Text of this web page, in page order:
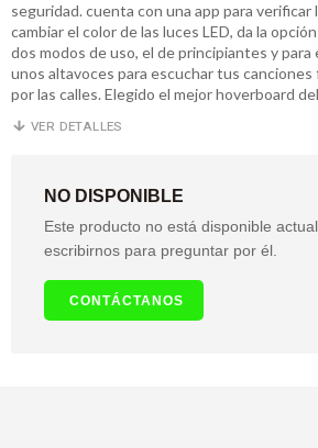
seguridad. cuenta con una app para verificar
cambiar el color de las luces LED, da la
dos modos de uso, el de principiantes y
unos altavoces para escuchar tus
por las calles. Elegido el mejor hoverboard
VER DETALLES
NO DISPONIBLE
Este producto no está disponible
escribirnos para preguntar por él.
CONTÁCTANOS